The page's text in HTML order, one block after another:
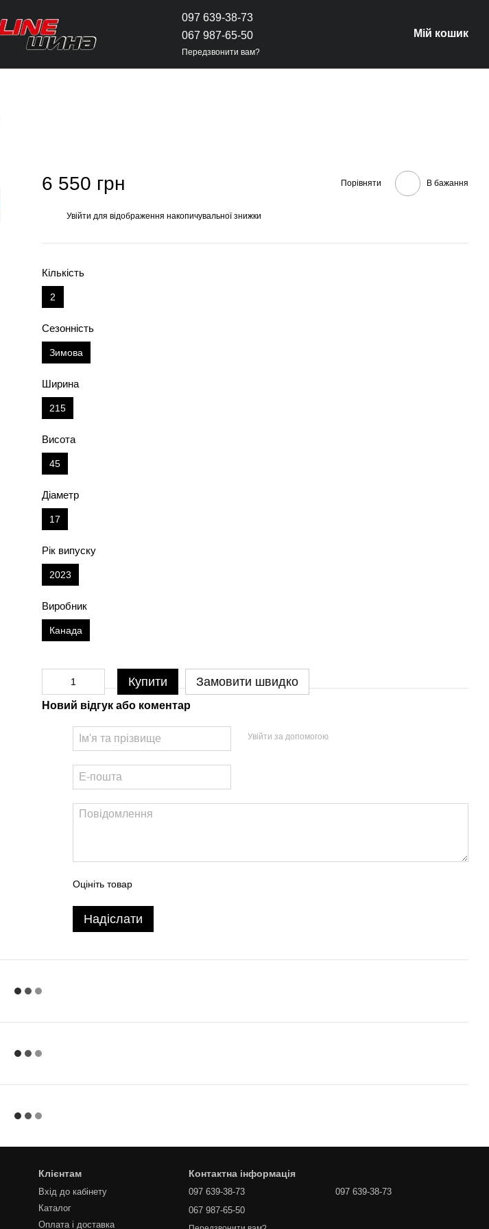
097 639-38-73
067 987-65-50
Передзвонити вам?
Мій кошик
6 550 грн Порівняти В бажання
Увійти для відображення накопичувальної знижки
Кількість
2
Сезонність
Зимова
Ширина
215
Висота
45
Діаметр
17
Рік випуску
2023
Виробник
Канада
Купити Замовити швидко
Новий відгук або коментар
Увійти за допомогою
Оцініть товар
Надіслати
Клієнтам
Вхід до кабінету
Каталог
Оплата і доставка
Контактна інформація
097 639-38-73
067 987-65-50
097 639-38-73